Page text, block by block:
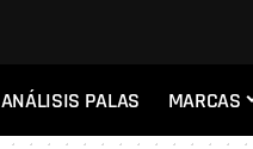
ANÁLISIS PALAS MARCAS